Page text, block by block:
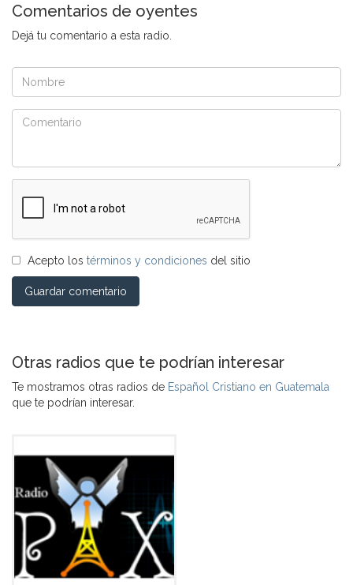
Comentarios de oyentes
Dejá tu comentario a esta radio.
Acepto los términos y condiciones del sitio
Guardar comentario
Otras radios que te podrían interesar
Te mostramos otras radios de Español Cristiano en Guatemala
que te podrían interesar.